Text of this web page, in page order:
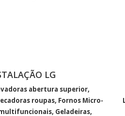
LG
abertura superior,
roupas, Fornos Micro-
Geladeiras,